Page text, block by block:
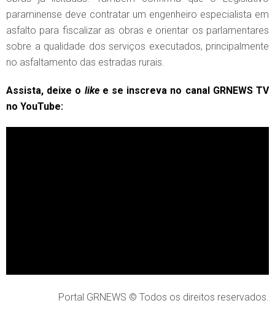
paraminense deve contratar um engenheiro especialista em
asfalto para fiscalizar as obras e orientar os parlamentares
sobre a qualidade dos serviços executados, principalmente
no asfaltamento das estradas rurais.
Assista, deixe o likee se inscreva no canal GRNEWS TV
no YouTube:
Portal GRNEWS © Todos os direitos reservados.